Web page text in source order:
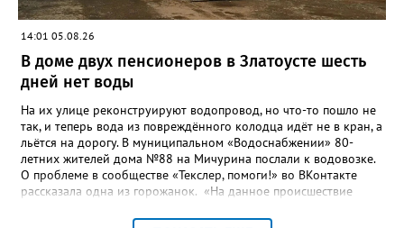
14:01 05.08.26
В доме двух пенсионеров в Златоусте шесть
дней нет воды
На их улице реконструируют водопровод, но что-то пошло не
так, и теперь вода из повреждённого колодца идёт не в кран, а
льётся на дорогу. В муниципальном «Водоснабжении» 80-
летних жителей дома №88 на Мичурина послали к водовозке.
О проблеме в сообществе «Текслер, помоги!» во ВКонтакте
рассказала одна из горожанок. «На данное происшествие
гл.инженера Шепелева А.Н. из обслуживающей организации